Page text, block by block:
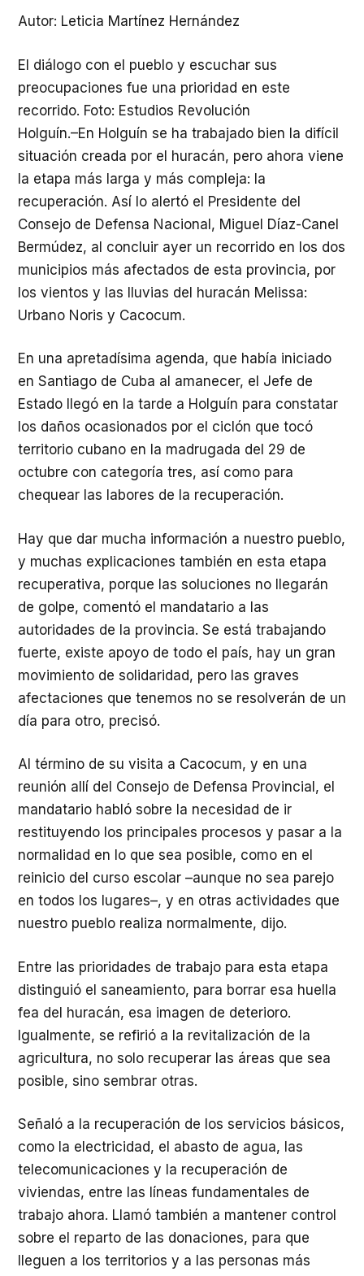
Autor: Leticia Martínez Hernández
El diálogo con el pueblo y escuchar sus
preocupaciones fue una prioridad en este
recorrido. Foto: Estudios Revolución
Holguín.–En Holguín se ha trabajado bien la difícil
situación creada por el huracán, pero ahora viene
la etapa más larga y más compleja: la
recuperación. Así lo alertó el Presidente del
Consejo de Defensa Nacional, Miguel Díaz-Canel
Bermúdez, al concluir ayer un recorrido en los dos
municipios más afectados de esta provincia, por
los vientos y las lluvias del huracán Melissa:
Urbano Noris y Cacocum.
En una apretadísima agenda, que había iniciado
en Santiago de Cuba al amanecer, el Jefe de
Estado llegó en la tarde a Holguín para constatar
los daños ocasionados por el ciclón que tocó
territorio cubano en la madrugada del 29 de
octubre con categoría tres, así como para
chequear las labores de la recuperación.
Hay que dar mucha información a nuestro pueblo,
y muchas explicaciones también en esta etapa
recuperativa, porque las soluciones no llegarán
de golpe, comentó el mandatario a las
autoridades de la provincia. Se está trabajando
fuerte, existe apoyo de todo el país, hay un gran
movimiento de solidaridad, pero las graves
afectaciones que tenemos no se resolverán de un
día para otro, precisó.
Al término de su visita a Cacocum, y en una
reunión allí del Consejo de Defensa Provincial, el
mandatario habló sobre la necesidad de ir
restituyendo los principales procesos y pasar a la
normalidad en lo que sea posible, como en el
reinicio del curso escolar –aunque no sea parejo
en todos los lugares–, y en otras actividades que
nuestro pueblo realiza normalmente, dijo.
Entre las prioridades de trabajo para esta etapa
distinguió el saneamiento, para borrar esa huella
fea del huracán, esa imagen de deterioro.
Igualmente, se refirió a la revitalización de la
agricultura, no solo recuperar las áreas que sea
posible, sino sembrar otras.
Señaló a la recuperación de los servicios básicos,
como la electricidad, el abasto de agua, las
telecomunicaciones y la recuperación de
viviendas, entre las líneas fundamentales de
trabajo ahora. Llamó también a mantener control
sobre el reparto de las donaciones, para que
lleguen a los territorios y a las personas más